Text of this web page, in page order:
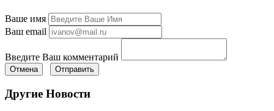
Ваше имя
Ваш email
Введите Ваш комментарий
Отмена Отправить
Другие Новости